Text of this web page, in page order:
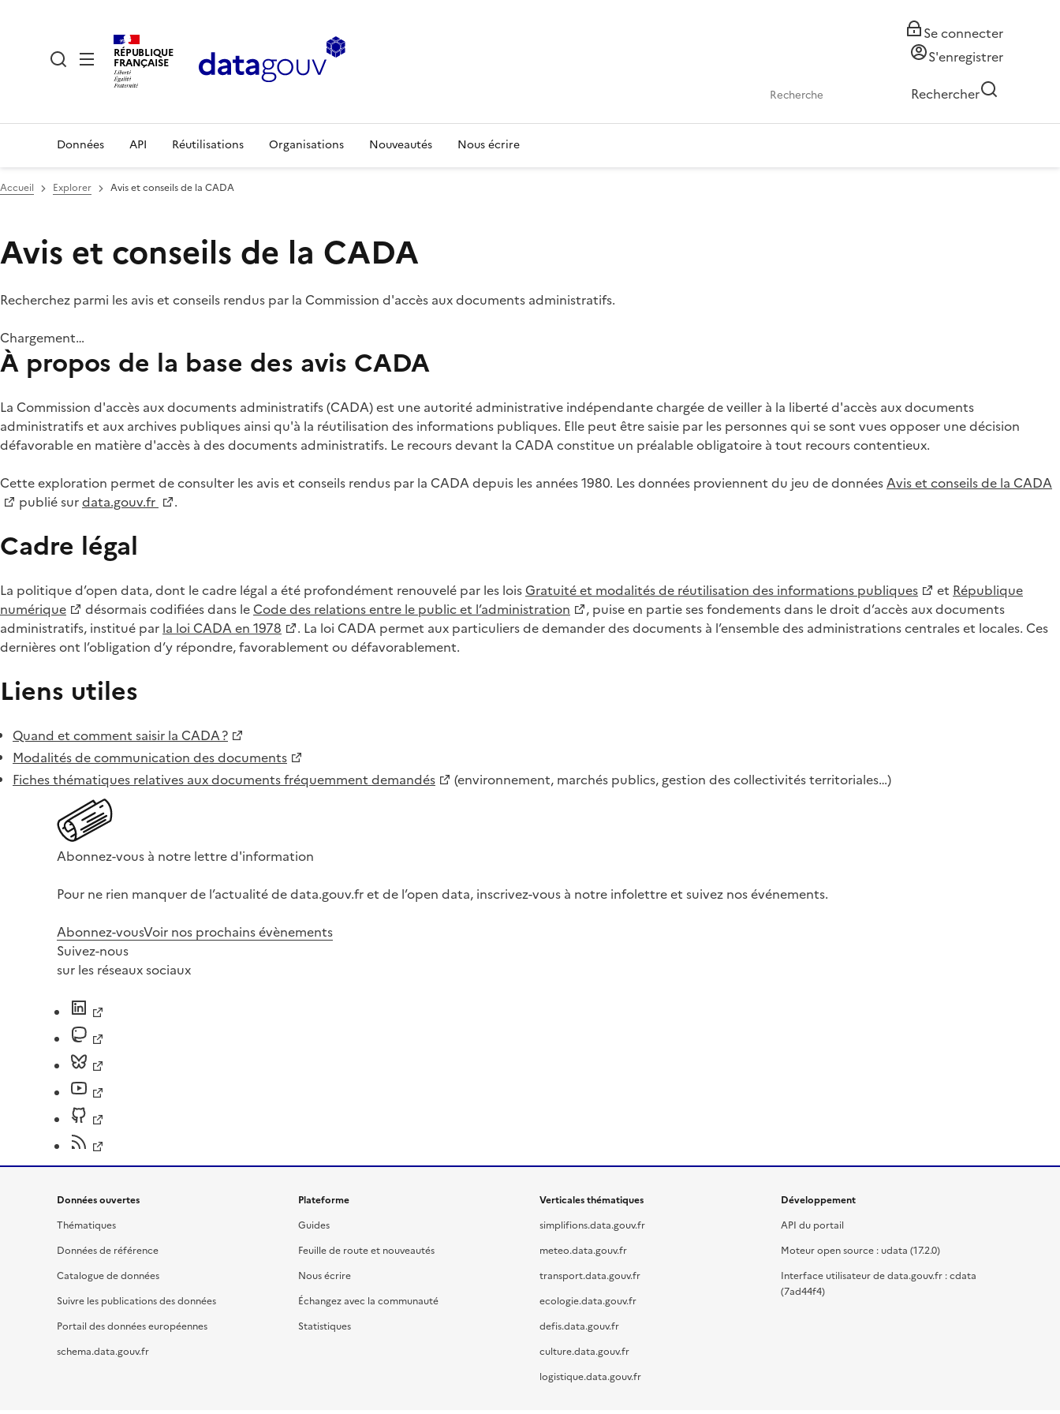
RÉPUBLIQUE
FRANÇAISE
Se connecter
S'enregistrer
Rechercher
Données API Réutilisations Organisations Nouveautés Nous écrire
Accueil Explorer Avis et conseils de la CADA
Avis et conseils de la CADA
Recherchez parmi les avis et conseils rendus par la Commission d'accès aux documents administratifs.
Chargement…
À propos de la base des avis CADA
La Commission d'accès aux documents administratifs (CADA) est une autorité administrative indépendante chargée de veiller à la liberté d'accès aux documents
administratifs et aux archives publiques ainsi qu'à la réutilisation des informations publiques. Elle peut être saisie par les personnes qui se sont vues opposer une décision
défavorable en matière d'accès à des documents administratifs. Le recours devant la CADA constitue un préalable obligatoire à tout recours contentieux.
Cette exploration permet de consulter les avis et conseils rendus par la CADA depuis les années 1980. Les données proviennent du jeu de donnéesAvis et conseils de la CADA
publié surdata.gouv.fr .
Cadre légal
La politique d’open data, dont le cadre légal a été profondément renouvelé par les loisGratuité et modalités de réutilisation des informations publiques et République
numérique
désormais codifiées dans le Code des relations entre le public et l’administration
, puise en partie ses fondements dans le droit d’accès aux documents
administratifs, institué par la loi CADA en 1978
. La loi CADA permet aux particuliers de demander des documents à l’ensemble des administrations centrales et locales. Ces
dernières ont l’obligation d’y répondre, favorablement ou défavorablement.
Liens utiles
Quand et comment saisir la CADA ?
Modalités de communication des documents
Fiches thématiques relatives aux documents fréquemment demandés
(environnement, marchés publics, gestion des collectivités territoriales…)
Abonnez-vous à notre lettre d'information
Pour ne rien manquer de l’actualité de data.gouv.fr et de l’open data, inscrivez-vous à notre infolettre et suivez nos événements.
Abonnez-vousVoir nos prochains évènements
Suivez-nous
sur les réseaux sociaux
Données ouvertes
Thématiques
Données de référence
Catalogue de données
Suivre les publications des données
Portail des données européennes
schema.data.gouv.fr
Plateforme
Guides
Feuille de route et nouveautés
Nous écrire
Échangez avec la communauté
Statistiques
Verticales thématiques
simplifions.data.gouv.fr
meteo.data.gouv.fr
transport.data.gouv.fr
ecologie.data.gouv.fr
defis.data.gouv.fr
culture.data.gouv.fr
logistique.data.gouv.fr
Développement
API du portail
Moteur open source : udata (17.2.0)
Interface utilisateur de data.gouv.fr : cdata
(7ad44f4)